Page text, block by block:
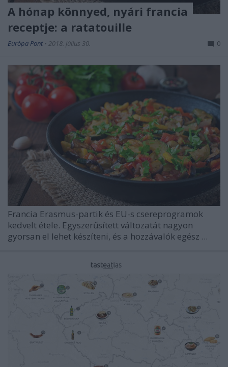
A hónap könnyed, nyári francia
receptje: a ratatouille
Európa Pont • 2018. július 30. 0
Francia Erasmus-partik és EU-s csereprogramok
kedvelt étele. Egyszerűsített változatát nagyon
gyorsan el lehet készíteni, és a hozzávalók egész ...